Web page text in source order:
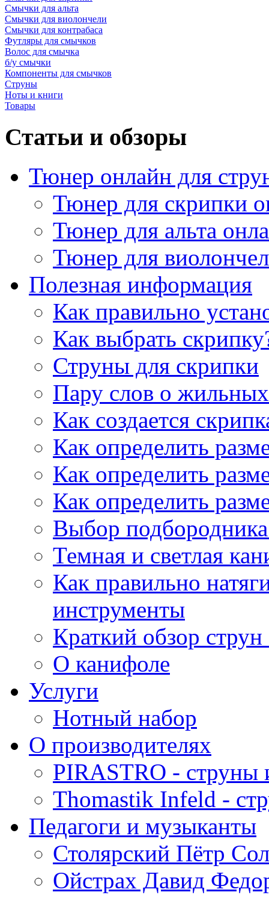
Смычки для альта
Смычки для виолончели
Смычки для контрабаса
Футляры для смычков
Волос для смычка
б/у смычки
Компоненты для смычков
Струны
Ноты и книги
Товары
Статьи и обзоры
Тюнер онлайн для
Тюнер для скрипки
Тюнер для альта
Тюнер для
Полезная информация
Как правильно
Как выбрать
Струны для скрипки
Пару слов о
Как создается
Как определить
Как определить
Как определить
Выбор
Темная и светлая
Как правильно
инструменты
Краткий обзор
О канифоле
Услуги
Нотный набор
О производителях
PIRASTRO - струны
Thomastik Infeld -
Педагоги и музыканты
Столярский Пётр
Ойстрах Давид